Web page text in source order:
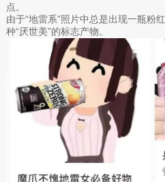
点。
由于“地雷系”照片中总是出现一瓶粉
种“厌世美”的标志产物。